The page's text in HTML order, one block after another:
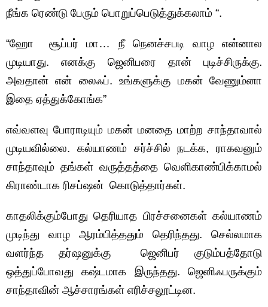
நீங்க ரெண்டு பேரும் பொறுப்பெடுத்துக்கலாம் “.
“ஹோ சூப்பர் மா… நீ நெனச்சபடி வாழ என்னால
முடியாது. எனக்கு ஜெனிபரை தான் புடிச்சிருக்கு.
அவதான் என் லைஃப். உங்களுக்கு மகன் வேணும்னா
இதை ஏத்துக்கோங்க”
எவ்வளவு போராடியும் மகன் மனதை மாற்ற சாந்தாவால்
முடியவில்லை. கல்யாணம் சர்ச்சில் நடக்க, ராகவனும்
சாந்தாவும் தங்கள் வருத்தத்தை வெளிகாண்பிக்காமல்
கிராண்டாக ரிசப்ஷன் கொடுத்தார்கள்.
காதலிக்கும்போது தெரியாத பிரச்சனைகள் கல்யாணம்
முடிந்து வாழ ஆரம்பித்ததும் தெரிந்தது. செல்லமாக
வளர்ந்த தர்ஷனுக்கு ஜெனிபர் குடும்பத்தோடு
ஒத்துப்போவது கஷ்டமாக இருந்தது. ஜெனிஃபருக்கும்
சாந்தாவின் ஆச்சாரங்கள் எரிச்சலூட்டின.